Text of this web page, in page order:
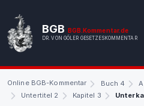
BGB BGB.Kommentar.de
DR. VON GÖLER GESETZESKOMMENTAR
Online BGB-Kommentar Buch 4
Untertitel 2
Kapitel 3